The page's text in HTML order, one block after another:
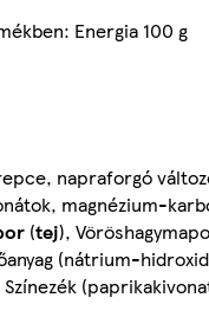
Energia 100 g
napraforgó
magnézium-
(tej),
(nátrium-